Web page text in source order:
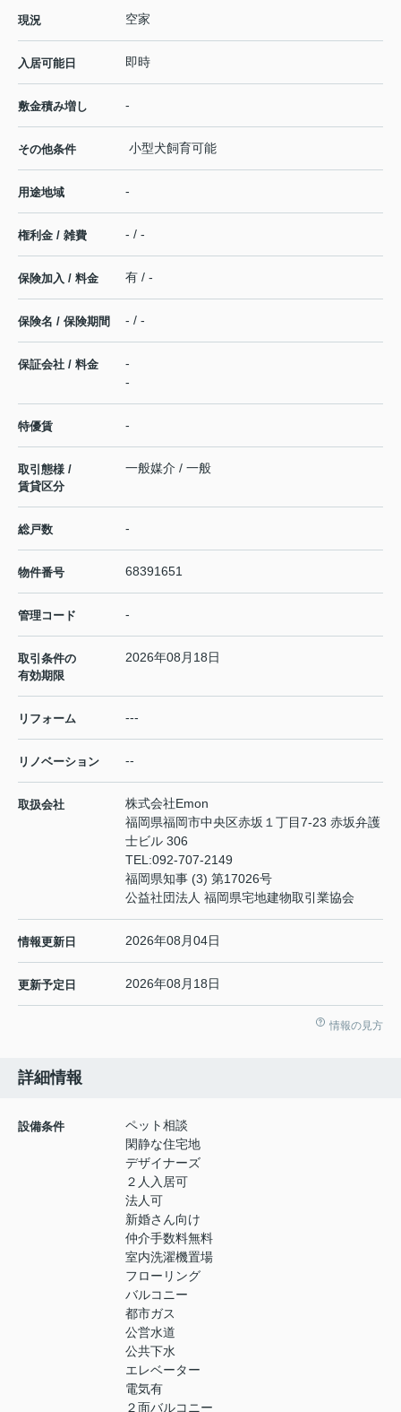
現況 空家
入居可能日 即時
敷金積み増し -
その他条件 小型犬飼育可能
用途地域 -
権利金 / 雑費 - / -
保険加入 / 料金 有 / -
保険名 / 保険期間 - / -
保証会社 / 料金
-
-
特優賃 -
取引態様 /
賃貸区分
一般媒介 / 一般
総戸数 -
物件番号 68391651
管理コード -
取引条件の
有効期限
2026年08月18日
リフォーム ---
リノベーション --
取扱会社
株式会社Emon
福岡県福岡市中央区赤坂１丁目7-23 赤坂弁護
士ビル 306
TEL:092-707-2149
福岡県知事 (3) 第17026号
公益社団法人 福岡県宅地建物取引業協会
情報更新日 2026年08月04日
更新予定日 2026年08月18日
情報の見方
詳細情報
設備条件
ペット相談
閑静な住宅地
デザイナーズ
２人入居可
法人可
新婚さん向け
仲介手数料無料
室内洗濯機置場
フローリング
バルコニー
都市ガス
公営水道
公共下水
エレベーター
電気有
２面バルコニー